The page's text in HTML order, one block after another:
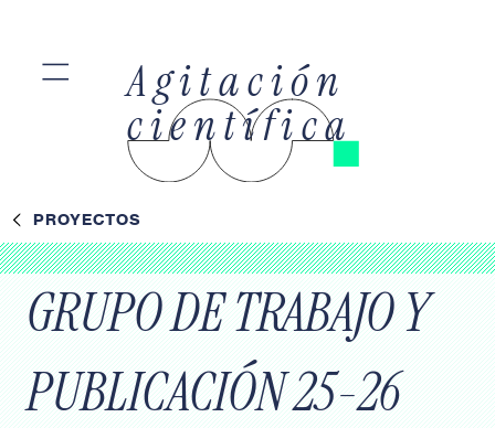
=
PROYECTOS
Agitación
científica
GRUPO DE TRABAJO Y
PUBLICACIÓN 25-26